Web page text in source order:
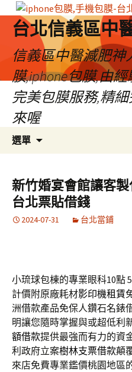
台北信義區中
信義區中醫減肥
膜,iphone包膜,由
完美包膜服務,精
來喔
選單
容
區
新竹婚宴會館讓客
台北票貼借錢
2024-07-31 台北當鋪
小琉球包棟的專業眼科10點
計價附原廠耗材影印機租賃
洲借款產品免保人鑽石名錶
明讓您隨時掌握與或超低利
額借款提供最強而有力的資
利政府立案樹林支票借款顛
來店免費專業鑑價桃園地區